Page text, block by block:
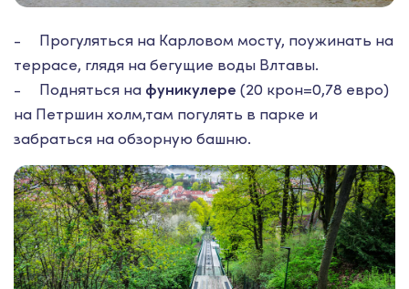
- Прогуляться на Карловом мосту, поужинать на
террасе, глядя на бегущие воды Влтавы.
- Подняться на фуникулере (20 крон=0,78 евро)
на Петршин холм,там погулять в парке и
забраться на обзорную башню.